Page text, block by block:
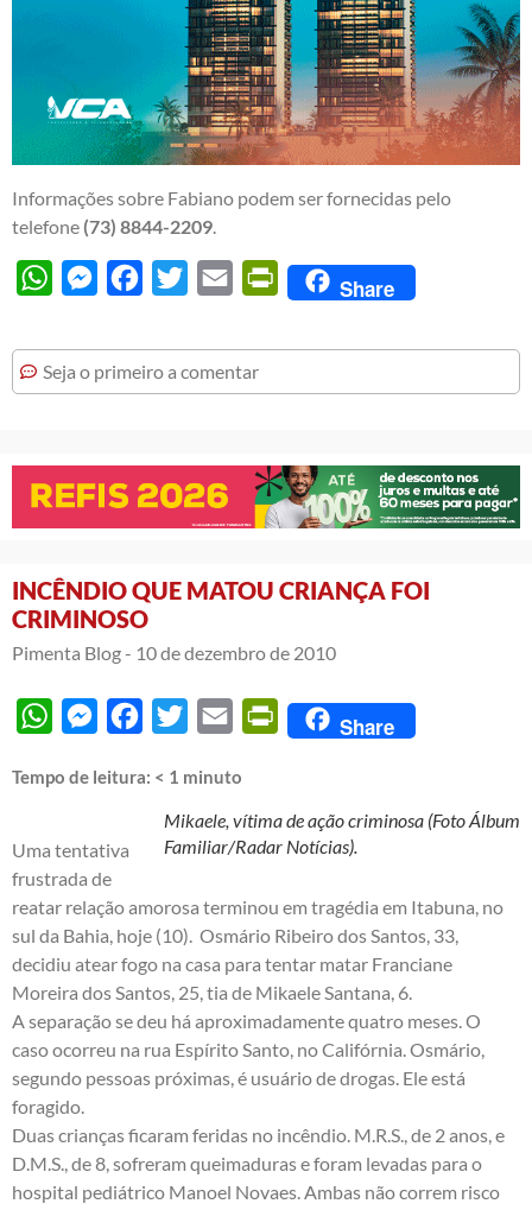
Informações sobre Fabiano podem ser fornecidas pelo
telefone (73) 8844-2209.
WhatsAppMessengerFacebook
Twitter Email PrintFriendly
Share
Seja o primeiro a comentar
INCÊNDIO QUE MATOU CRIANÇA FOI
CRIMINOSO
Pimenta Blog - 10 de dezembro de 2010
WhatsAppMessengerFacebook
Twitter Email PrintFriendly
Share
Tempo de leitura: < 1 minuto
Mikaele, vítima de ação criminosa (Foto Álbum
Familiar/Radar Notícias).
Uma tentativa
frustrada de
reatar relação amorosa terminou em tragédia em Itabuna, no
sul da Bahia, hoje (10). Osmário Ribeiro dos Santos, 33,
decidiu atear fogo na casa para tentar matar Franciane
Moreira dos Santos, 25, tia de Mikaele Santana, 6.
A separação se deu há aproximadamente quatro meses. O
caso ocorreu na rua Espírito Santo, no Califórnia. Osmário,
segundo pessoas próximas, é usuário de drogas. Ele está
foragido.
Duas crianças ficaram feridas no incêndio. M.R.S., de 2 anos, e
D.M.S., de 8, sofreram queimaduras e foram levadas para o
hospital pediátrico Manoel Novaes. Ambas não correm risco